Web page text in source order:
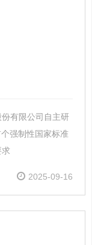
有限公司自主研
强制性国家标准
2025-09-16